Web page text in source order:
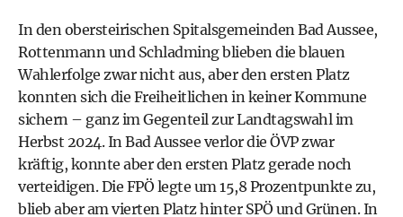
In den obersteirischen Spitalsgemeinden Bad Aussee,
Rottenmann und Schladming blieben die blauen
Wahlerfolge zwar nicht aus, aber den ersten Platz
konnten sich die Freiheitlichen in keiner Kommune
sichern – ganz im Gegenteil zur Landtagswahl im
Herbst 2024. In Bad Aussee verlor die ÖVP zwar
kräftig, konnte aber den ersten Platz gerade noch
verteidigen. Die FPÖ legte um 15,8 Prozentpunkte zu,
blieb aber am vierten Platz hinter SPÖ und Grünen. In